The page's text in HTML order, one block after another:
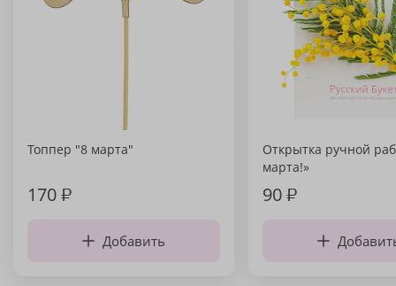
Топпер "8 марта"
170₽
Добавить
Открытка ручной
марта!»
90₽